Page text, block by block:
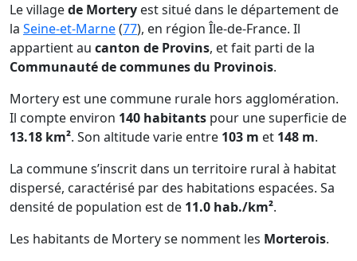
Le villagede Mortery est situé dans le département de
la Seine-et-Marne(77), en région Île-de-France. Il
appartient au canton de Provins, et fait parti de la
Communauté de communes du Provinois.
Mortery est une commune rurale hors agglomération.
Il compte environ 140 habitants pour une superficie de
13.18 km². Son altitude varie entre 103 m et 148 m.
La commune s’inscrit dans un territoire rural à habitat
dispersé, caractérisé par des habitations espacées. Sa
densité de population est de 11.0 hab./km².
Les habitants de Mortery se nomment les Morterois.